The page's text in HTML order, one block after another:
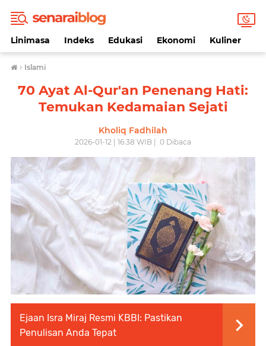
Linimasa Indeks Edukasi Ekonomi Kuliner
› Islami
70 Ayat Al-Qur'an Penenang Hati:
Temukan Kedamaian Sejati
Kholiq Fadhilah
2026-01-12 | 16:38 WIB | 0 Dibaca
Ejaan Isra Miraj Resmi KBBI: Pastikan
Penulisan Anda Tepat